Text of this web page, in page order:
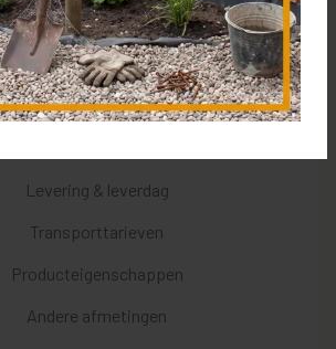
Product omschrijving
Levering & leverdag
Transporttarieven
Producteigenschappen
Andere afmetingen